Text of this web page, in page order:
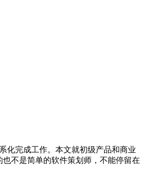
化完成工作。本文就初级产品和商业
不是简单的软件策划师，不能停留在